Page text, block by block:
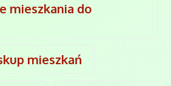
mieszkania do
mieszkań